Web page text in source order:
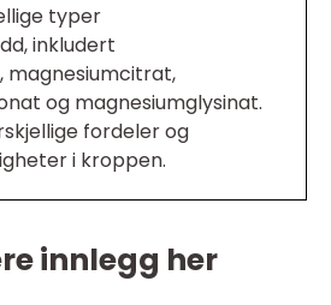
typer
inkludert
magnesiumcitrat,
og magnesiumglysinat.
fordeler og
i kroppen.
innlegg her